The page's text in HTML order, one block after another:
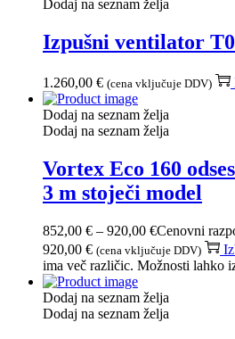
Dodaj na seznam želja
Izpušni ventilator
1.260,00 € (cena vključuje DDV)
Dodaj na seznam želja
Dodaj na seznam želja
Vortex Eco 160
3 m stoječi model
852,00 € – 920,00 €Cenovni
920,00 € (cena vključuje DDV)
ima več različic. Možnosti lahko
Dodaj na seznam želja
Dodaj na seznam želja